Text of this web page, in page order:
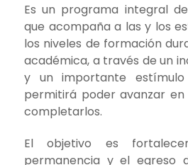
Es un programa integral
que acompaña a las y los
los niveles de formación
académica, a través de un
y un importante
permitirá poder avanzar en
completarlos.
El objetivo es
permanencia y el egreso